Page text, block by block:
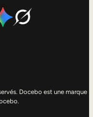
Docebo est une marque